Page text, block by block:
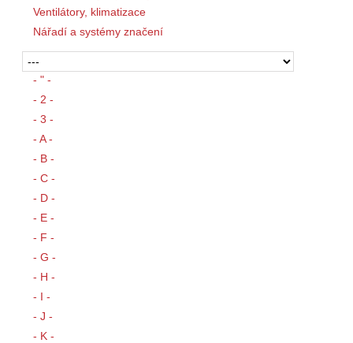
Ventilátory, klimatizace
Nářadí a systémy značení
- " -
- 2 -
- 3 -
- A -
- B -
- C -
- D -
- E -
- F -
- G -
- H -
- I -
- J -
- K -